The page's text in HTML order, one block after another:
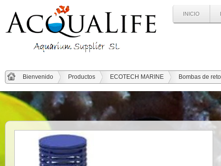
INICIO
Bienvenido Productos ECOTECH MARINE Bombas de